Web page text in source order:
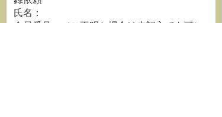
氏名：
会員番号：（ご不明な場合は未記入でも可）